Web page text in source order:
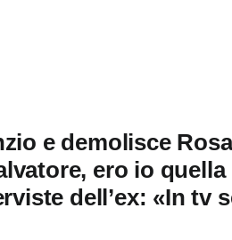
e demolisce
ero io quella
dell’ex: «In tv